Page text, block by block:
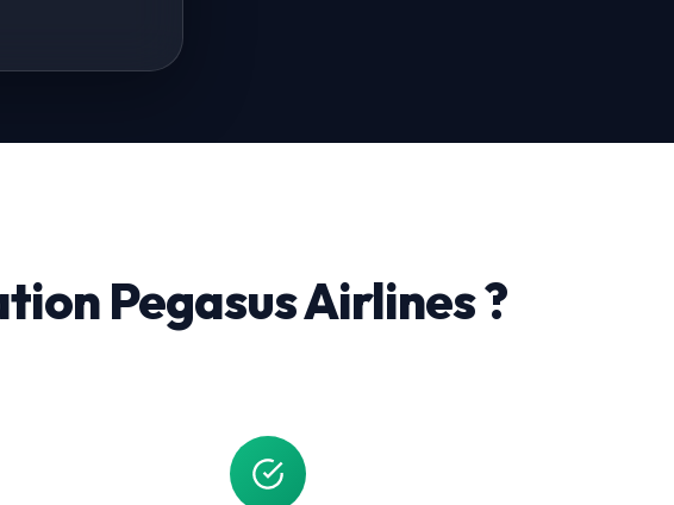
Pegasus Airlines ?